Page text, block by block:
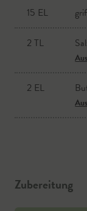
15 EL
2 TL
2 EL
Zubereitung